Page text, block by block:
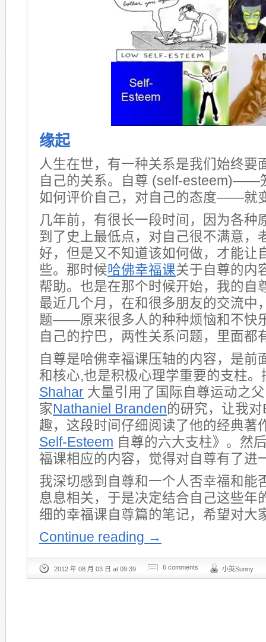
缘起
人生在世，有一种关系是我们始终要
自己的关系。自尊 (self-esteem)——
如何评价自己，对自己的态度——就
几年前，有很长一段时间，因为各种
到了史上最低点，对自己很不满意，
好，但是又不知道该如何做，才能让
些。那时候哈佛幸福课关于自尊的内
帮助。也是在那个时候开始，我的自
最近几个月，在和很多朋友的交流中
题——原来很多人的种种烦恼和不快
自己的拧巴，两性关系问题，里面都
自尊是哈佛幸福课压轴的内容，是前
和核心,也是积极心理学重要的支柱。
Shahar 大量引用了国际自尊运动之
家Nathaniel Branden的研究，让我
趣，这段时间仔细阅读了他的经典著
Self-Esteem 自尊的六大支柱》。然
福课相应的内容，觉得对自尊有了进
我深切感到自尊和一个人否幸福和能
息息相关，于是决定结合自己这些年
细的幸福课自尊篇的笔记，希望对大
Continue reading →
2012 年 08 月 03 日 at 09:39 6 comments 小英Sunny